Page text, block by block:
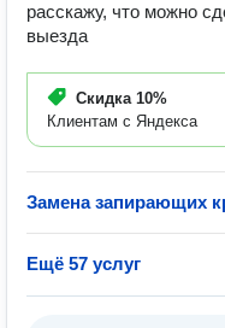
расскажу, что можно
выезда
Скидка 10%
Клиентам с Яндекса
Замена запирающих
Ещё 57 услуг